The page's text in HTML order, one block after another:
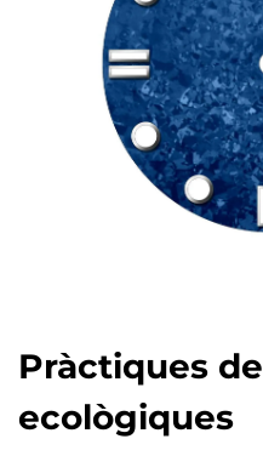
Pràctiques
ecològiques